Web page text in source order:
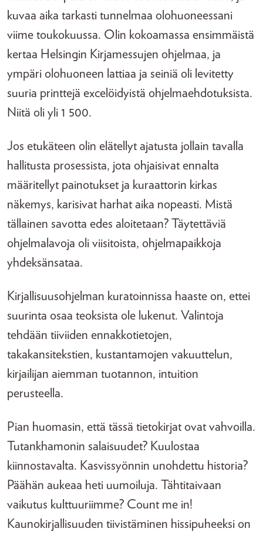
kuvaa aika tarkasti tunnelmaa olohuoneessani
viime toukokuussa. Olin kokoamassa ensimmäistä
kertaa Helsingin Kirjamessujen ohjelmaa, ja
ympäri olohuoneen lattiaa ja seiniä oli levitetty
suuria printtejä excelöidyistä ohjelmaehdotuksista.
Niitä oli yli 1 500.
Jos etukäteen olin elätellyt ajatusta jollain tavalla
hallitusta prosessista, jota ohjaisivat ennalta
määritellyt painotukset ja kuraattorin kirkas
näkemys, karisivat harhat aika nopeasti. Mistä
tällainen savotta edes aloitetaan? Täytettäviä
ohjelmalavoja oli viisitoista, ohjelmapaikkoja
yhdeksänsataa.
Kirjallisuusohjelman kuratoinnissa haaste on, ettei
suurinta osaa teoksista ole lukenut. Valintoja
tehdään tiiviiden ennakkotietojen,
takakansitekstien, kustantamojen vakuuttelun,
kirjailijan aiemman tuotannon, intuition
perusteella.
Pian huomasin, että tässä tietokirjat ovat vahvoilla.
Tutankhamonin salaisuudet? Kuulostaa
kiinnostavalta. Kasvissyönnin unohdettu historia?
Päähän aukeaa heti uumoiluja. Tähtitaivaan
vaikutus kulttuuriimme? Count me in!
Kaunokirjallisuuden tiivistäminen hissipuheeksi on